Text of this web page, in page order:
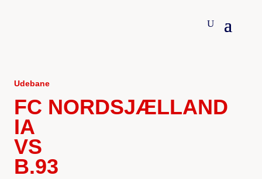
Udebane
FC NORDSJÆLLAND
IA
VS
B.93